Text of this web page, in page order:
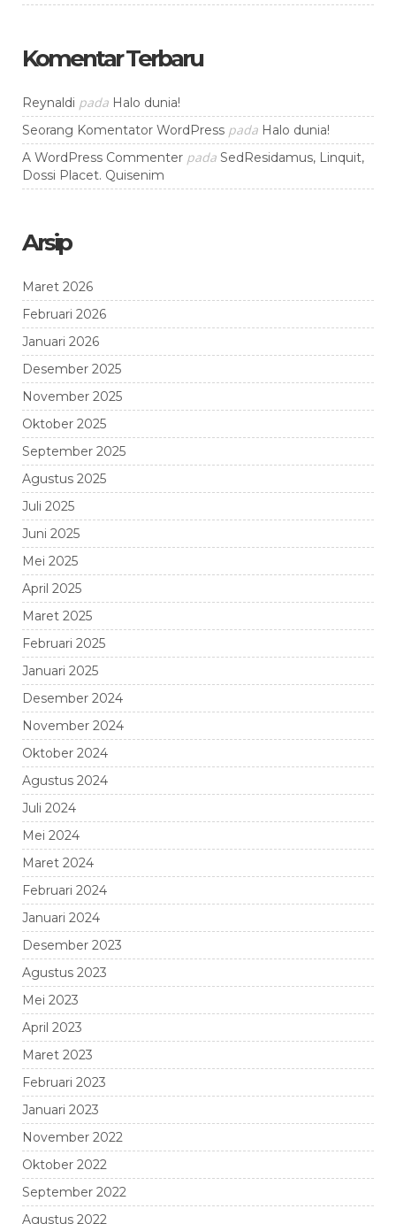
Komentar Terbaru
Reynaldi pada Halo dunia!
Seorang Komentator WordPress pada Halo dunia!
A WordPress Commenter pada SedResidamus, Linquit,
Dossi Placet. Quisenim
Arsip
Maret 2026
Februari 2026
Januari 2026
Desember 2025
November 2025
Oktober 2025
September 2025
Agustus 2025
Juli 2025
Juni 2025
Mei 2025
April 2025
Maret 2025
Februari 2025
Januari 2025
Desember 2024
November 2024
Oktober 2024
Agustus 2024
Juli 2024
Mei 2024
Maret 2024
Februari 2024
Januari 2024
Desember 2023
Agustus 2023
Mei 2023
April 2023
Maret 2023
Februari 2023
Januari 2023
November 2022
Oktober 2022
September 2022
Agustus 2022